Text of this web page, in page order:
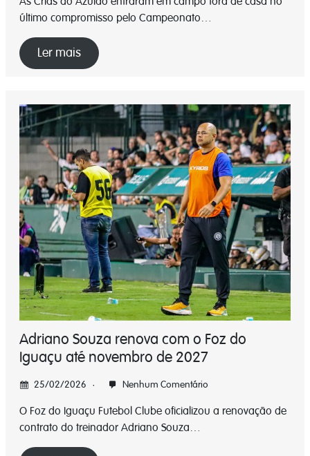
último compromisso pelo Campeonato…
Ler mais
Adriano Souza renova com o Foz do
Iguaçu até novembro de 2027
25/02/2026 Nenhum Comentário
O Foz do Iguaçu Futebol Clube oficializou a renovação de
contrato do treinador Adriano Souza…